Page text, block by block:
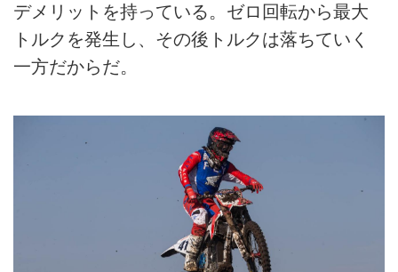
デメリットを持っている。ゼロ回転から最大
トルクを発生し、その後トルクは落ちていく
一方だからだ。